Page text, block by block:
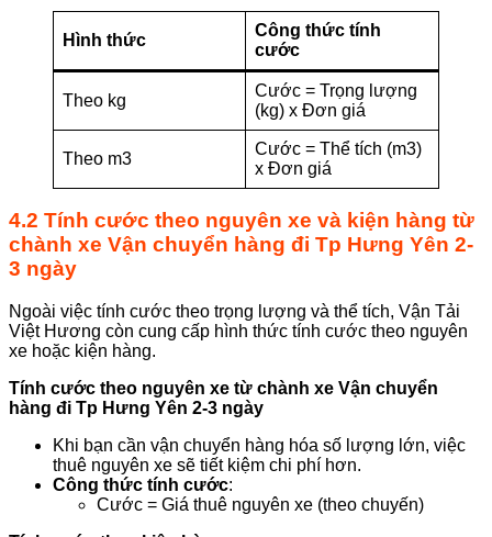
Hình thức
Công thức tính
cước
Theo kg
Cước = Trọng lượng
(kg) x Đơn giá
Theo m3
Cước = Thể tích (m3)
x Đơn giá
4.2 Tính cước theo nguyên xe và kiện hàng từ
chành xe Vận chuyển hàng đi Tp Hưng Yên 2-
3 ngày
Ngoài việc tính cước theo trọng lượng và thể tích, Vận Tải
Việt Hương còn cung cấp hình thức tính cước theo nguyên
xe hoặc kiện hàng.
Tính cước theo nguyên xe từ chành xe Vận chuyển
hàng đi Tp Hưng Yên 2-3 ngày
Khi bạn cần vận chuyển hàng hóa số lượng lớn, việc
thuê nguyên xe sẽ tiết kiệm chi phí hơn.
Công thức tính cước:
Cước = Giá thuê nguyên xe (theo chuyến)